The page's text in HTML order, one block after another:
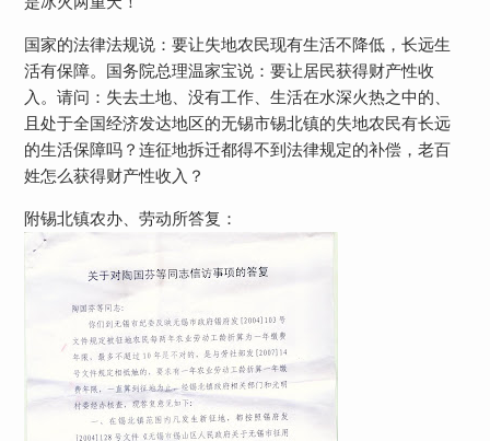
国家的法律法规说：要让失地农民现有生活不降低，长远生
活有保障。国务院总理温家宝说：要让居民获得财产性收
入。请问：失去土地、没有工作、生活在水深火热之中的、
且处于全国经济发达地区的无锡市锡北镇的失地农民有长远
的生活保障吗？连征地拆迁都得不到法律规定的补偿，老百
姓怎么获得财产性收入？
附锡北镇农办、劳动所答复：